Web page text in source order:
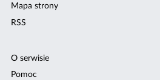
Mapa strony
RSS
O serwisie
Pomoc